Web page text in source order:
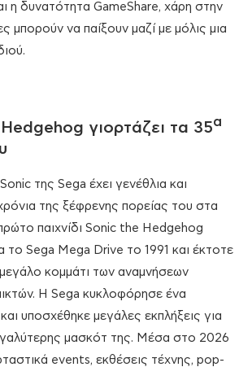
η δυνατότητα GameShare, χάρη στην
μπορούν να παίξουν μαζί με μόλις μια
γιορτάζει τα 35α
της Sega έχει γενέθλια και
της ξέφρενης πορείας του στα
παιχνίδι Sonic the Hedgehog
το Sega Mega Drive το 1991 και έκτοτε
μεγάλο κομμάτι των αναμνήσεων
Η Sega κυκλοφόρησε ένα
υποσχέθηκε μεγάλες εκπλήξεις για
μασκότ της. Μέσα στο 2026
events, εκθέσεις τέχνης, pop-